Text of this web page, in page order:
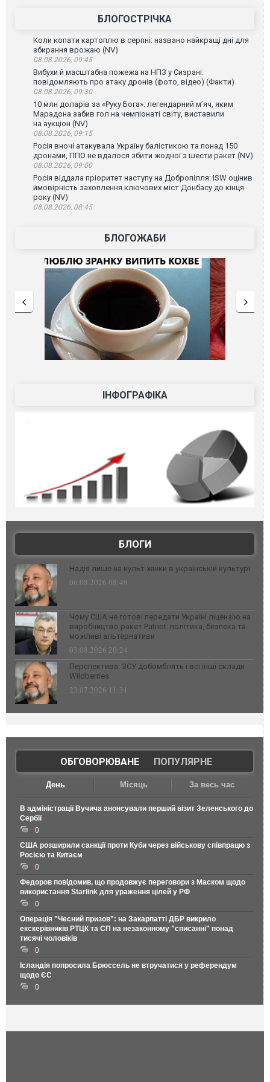
БЛОГОСТРІЧКА
Коли копати картоплю в серпні: названо найкращі дні для
збирання врожаю (NV)
08.08.2026, 09:45
Вибухи й масштабна пожежа на НПЗ у Сизрані:
повідомляють про атаку дронів (фото, відео) (Факти)
08.08.2026, 09:30
10 млн доларів за «Руку Бога»: легендарний м’яч, яким
Марадона забив гол на чемпіонаті світу, виставили
на аукціон (NV)
08.08.2026, 09:15
Росія вночі атакувала Україну балістикою та понад 150
дронами, ППО не вдалося збити жодної з шести ракет (NV)
08.08.2026, 09:00
Росія віддала пріоритет наступу на Добропілля: ISW оцінив
ймовірність захоплення ключових міст Донбасу до кінця
року (NV)
08.08.2026, 08:45
БЛОГОЖАБИ
ІНФОГРАФІКА
БЛОГИ
Надія лише на культ жінки в українській культурі
06.08.2026 08:49
Чому США не готові передати Україні ліцензію на
виробництво ракет Patriot: політика, безпека та
можливі альтернативи
03.08.2026 20:24
Перспектива: ЗСУ добомблять і всі інші склади
Wildberries
23.07.2026 11:31
ОБГОВОРЮВАНЕ| ПОПУЛЯРНЕ
День Місяць За весь час
В адміністрації Вучича анонсували перший візит Зеленського до
Сербії
0
США розширили санкції проти Куби через військову співпрацю з
Росією та Китаєм
0
Федоров повідомив, що продовжує переговори з Маском щодо
використання Starlink для ураження цілей у РФ
0
Операція "Чесний призов": на Закарпатті ДБР викрило
екскерівників РТЦК та СП на незаконному "списанні" понад
тисячі чоловіків
0
Ісландія попросила Брюссель не втручатися у референдум
щодо ЄС
0